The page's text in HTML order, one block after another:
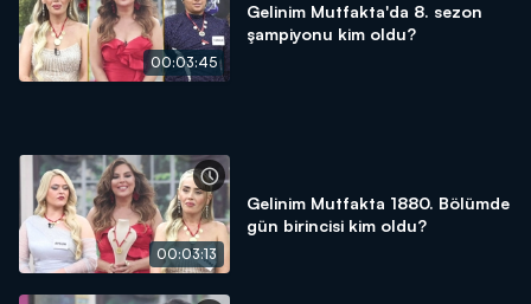
00:03:45
Gelinim Mutfakta'da 8. sezon
şampiyonu kim oldu?
00:03:13
Gelinim Mutfakta 1880. Bölümde
gün birincisi kim oldu?